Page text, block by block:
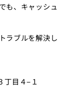
も、キャッシュ
ラブルを解決し
丁目４−１